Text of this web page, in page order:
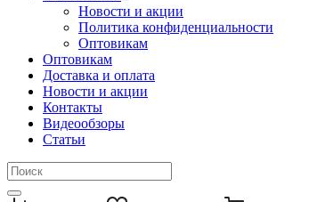
Новости и акции
Политика конфиденциальности
Оптовикам
Оптовикам
Доставка и оплата
Новости и акции
Контакты
Видеообзоры
Статьи